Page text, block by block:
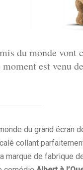
du monde vont
est venu
du grand écran
collant
marque de fabrique